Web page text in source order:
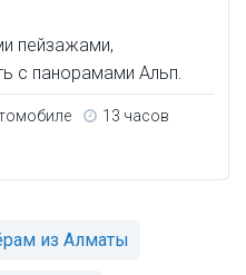
пейзажами,
с панорамами Альп.
13 часов
из Алматы